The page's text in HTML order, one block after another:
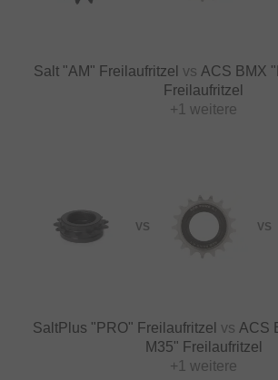
Salt "AM" Freilaufritzel vs ACS BMX
Freilaufritzel
+1 weitere
VS VS
SaltPlus "PRO" Freilaufritzel vs ACS
M35" Freilaufritzel
+1 weitere